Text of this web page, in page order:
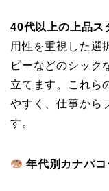
40代以上の上品ス
用性を重視した選
ビーなどのシック
立てます。これら
やすく、仕事から
す。
年代別カナパ